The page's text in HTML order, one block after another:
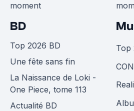
moment
BD
Top 2026 BD
Une fête sans fin
La Naissance de Loki -
One Piece, tome 113
Actualité BD
Top